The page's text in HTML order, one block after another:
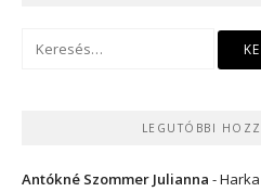
LEGUTÓBBI
Antókné Szommer Julianna -